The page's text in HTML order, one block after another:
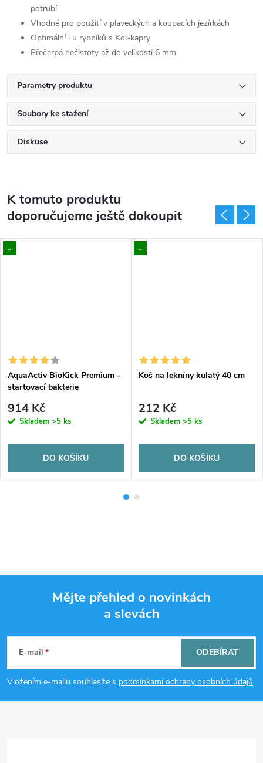
potrubí
Vhodné pro použití v plaveckých a koupacích jezírkách
Optimální i u rybníků s Koi-kapry
Přečerpá nečistoty až do velikosti 6 mm
Parametry produktu
Soubory ke stažení
Diskuse
K tomuto produktu
doporučujeme ještě dokoupit
..
AquaActiv BioKick Premium -
startovací bakterie
914 Kč
Skladem >5 ks
DO KOŠÍKU
..
Koš na lekníny kulatý 40 cm
212 Kč
Skladem >5 ks
DO KOŠÍKU
p
a
Mějte přehled o novinkách
a slevách
E-mail
Vložením e-mailu souhlasíte s podmínkami ochrany osobních údajů
ODEBÍRAT